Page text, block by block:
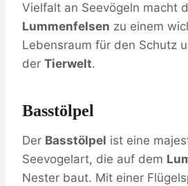
Vielfalt an Seevögeln macht
Lummenfelsen zu einem
Lebensraum für den Schutz
der Tierwelt.
Basstölpel
Der Basstölpel ist eine
Seevogelart, die auf dem
Nester baut. Mit einer